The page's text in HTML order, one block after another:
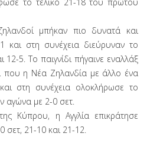
μπήκαν πιο δυνατά και
και στη συνέχεια διεύρυναν το
5. Το παιγνίδι πήγαινε εναλλάξ
που η Νέα Ζηλανδία με άλλο ένα
στη συνέχεια ολοκλήρωσε το
αγώνα με 2-0 σετ.
Κύπρου, η Αγγλία επικράτησε
21-10 και 21-12.